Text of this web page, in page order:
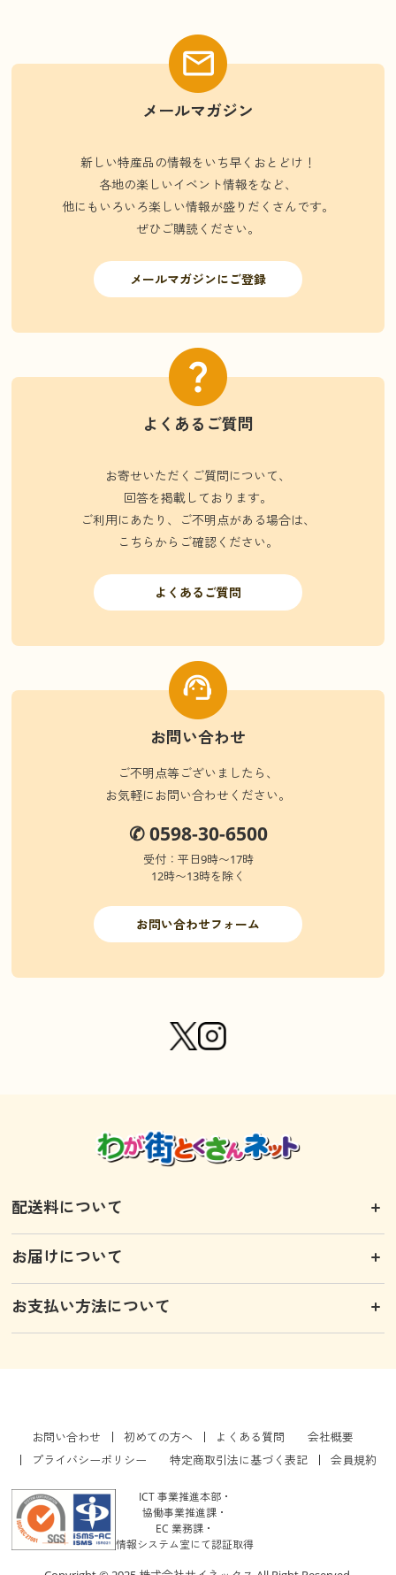
メールマガジン
新しい特産品の情報をいち早くおとどけ！
各地の楽しいイベント情報をなど、
他にもいろいろ楽しい情報が盛りだくさんです。
ぜひご購読ください。
メールマガジンにご登録
よくあるご質問
お寄せいただくご質問について、
回答を掲載しております。
ご利用にあたり、ご不明点がある場合は、
こちらからご確認ください。
よくあるご質問
お問い合わせ
ご不明点等ございましたら、
お気軽にお問い合わせください。
✆ 0598-30-6500
受付：平日9時〜17時
12時〜13時を除く
お問い合わせフォーム
配送料について
お届けについて
お支払い方法について
お問い合わせ 初めての方へ よくある質問
会社概要
プライバシーポリシー
特定商取引法に基づく表記 会員規約
ICT 事業推進本部・
協働事業推進課・
EC 業務課・
情報システム室にて認証取得